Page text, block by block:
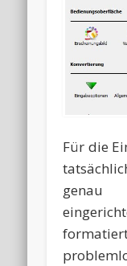
Für die
genau